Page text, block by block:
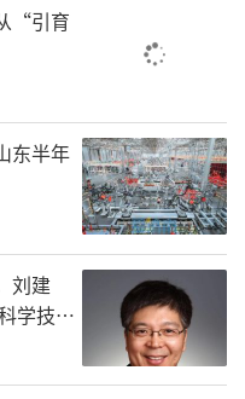
作业机械除外）。
特种任务车辆外，
城区内应禁止国四
柴油货车、三轮汽
通行。
市行政区域内禁止
壹点客户端）
责任编辑：姜治程
“引育
东半年
刘建
学技术